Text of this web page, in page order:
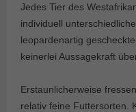
Jedes Tier des
individuell
leopardenartig
keinerlei Aussagekraft
Erstaunlicherweise
relativ feine Futtersorten.